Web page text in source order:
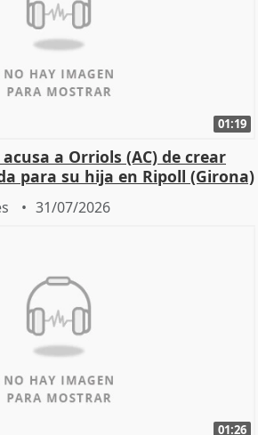
01:19
a Orriols (AC) de crear
para su hija en Ripoll (Girona)
31/07/2026
01:26